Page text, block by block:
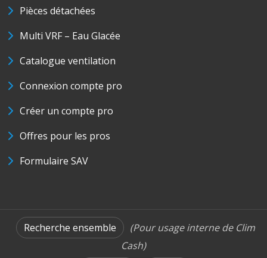
Pièces détachées
Multi VRF – Eau Glacée
Catalogue ventilation
Connexion compte pro
Créer un compte pro
Offres pour les pros
Formulaire SAV
Recherche ensemble
(Pour usage interne de Clim
Cash)